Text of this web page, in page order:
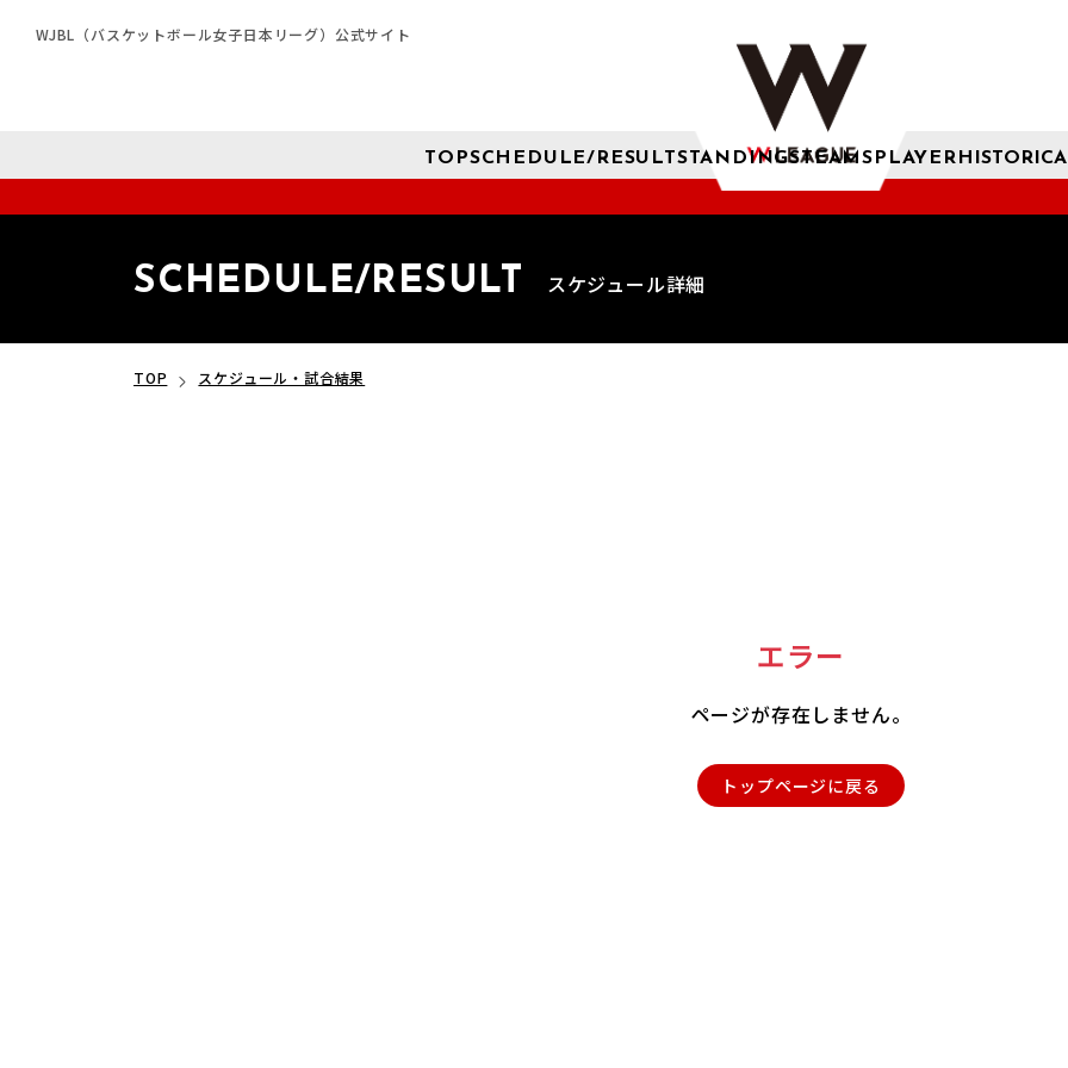
WJBL（バスケットボール女子日本リーグ）公式サイト
TOPSCHEDULE/RESULTSTANDINGSTEAMSPLAYER
SCHEDULE/RESULT スケジュール詳細
TOP スケジュール・試合結果
エラー
ページが存在しません。
トップページに戻る